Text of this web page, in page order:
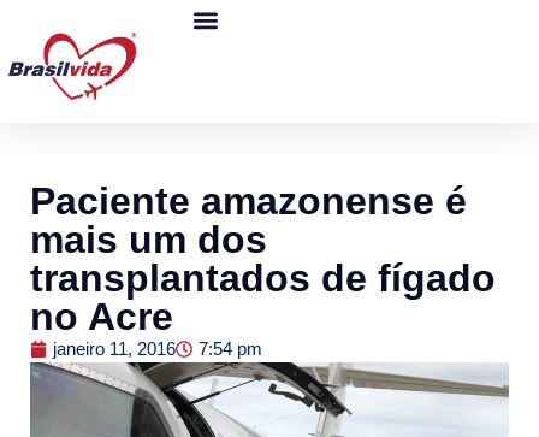
Paciente amazonense é
mais um dos
transplantados de fígado
no Acre
janeiro 11, 2016 7:54 pm